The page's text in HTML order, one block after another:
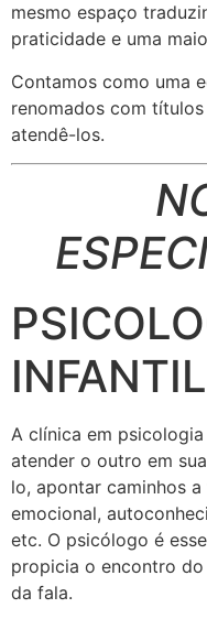
mesmo espaço
praticidade e uma
Contamos como uma
renomados com
atendê-los.
A clínica em
atender o outro em
lo, apontar caminhos
emocional,
etc. O psicólogo é
propicia o encontro
da fala.